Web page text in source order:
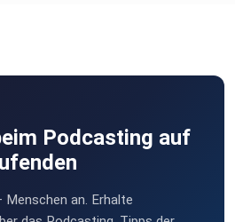
Podcasting auf
an. Erhalte